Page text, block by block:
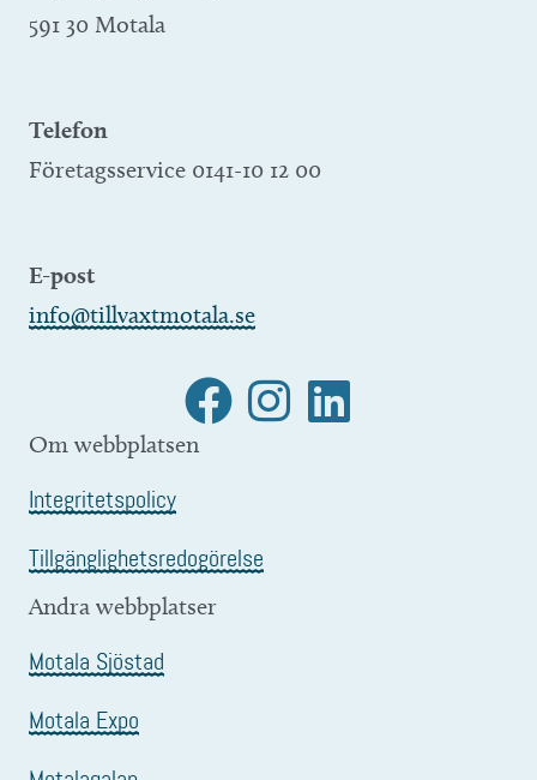
591 30 Motala
Telefon
Företagsservice 0141-10 12 00
E-post
info@tillvaxtmotala.se
Om webbplatsen
Integritetspolicy
Tillgänglighetsredogörelse
Andra webbplatser
Motala Sjöstad
Motala Expo